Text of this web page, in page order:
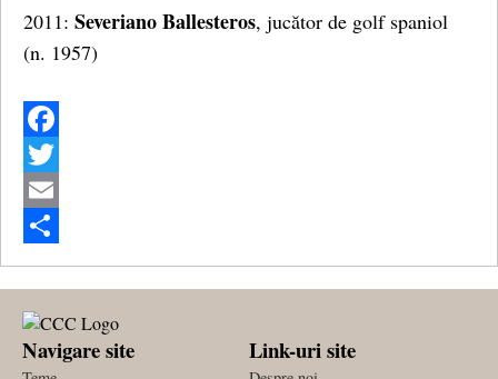
2011: Severiano Ballesteros, jucător de golf spaniol
(n. 1957)
Facebook
Twitter
Email
Share
Navigare site Link-uri site